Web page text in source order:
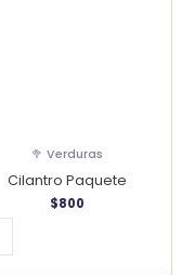
🥦 Verduras
Cilantro Paquete
$800